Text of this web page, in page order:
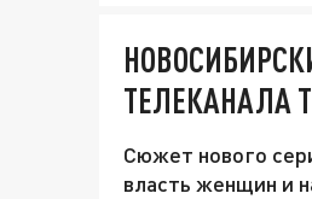
ТЕЛЕКАНАЛА
Сюжет нового
власть женщин и